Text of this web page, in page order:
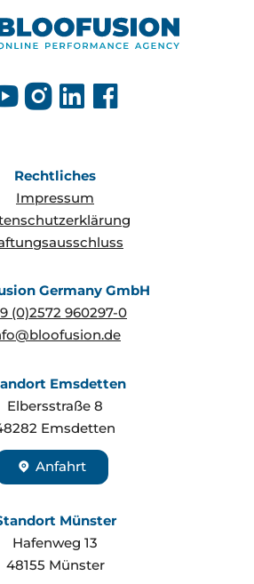
Rechtliches
Impressum
Germany GmbH
(0)2572 960297-0
Emsdetten
Elbersstraße 8
Emsdetten
Anfahrt
Münster
Hafenweg 13
48155 Münster